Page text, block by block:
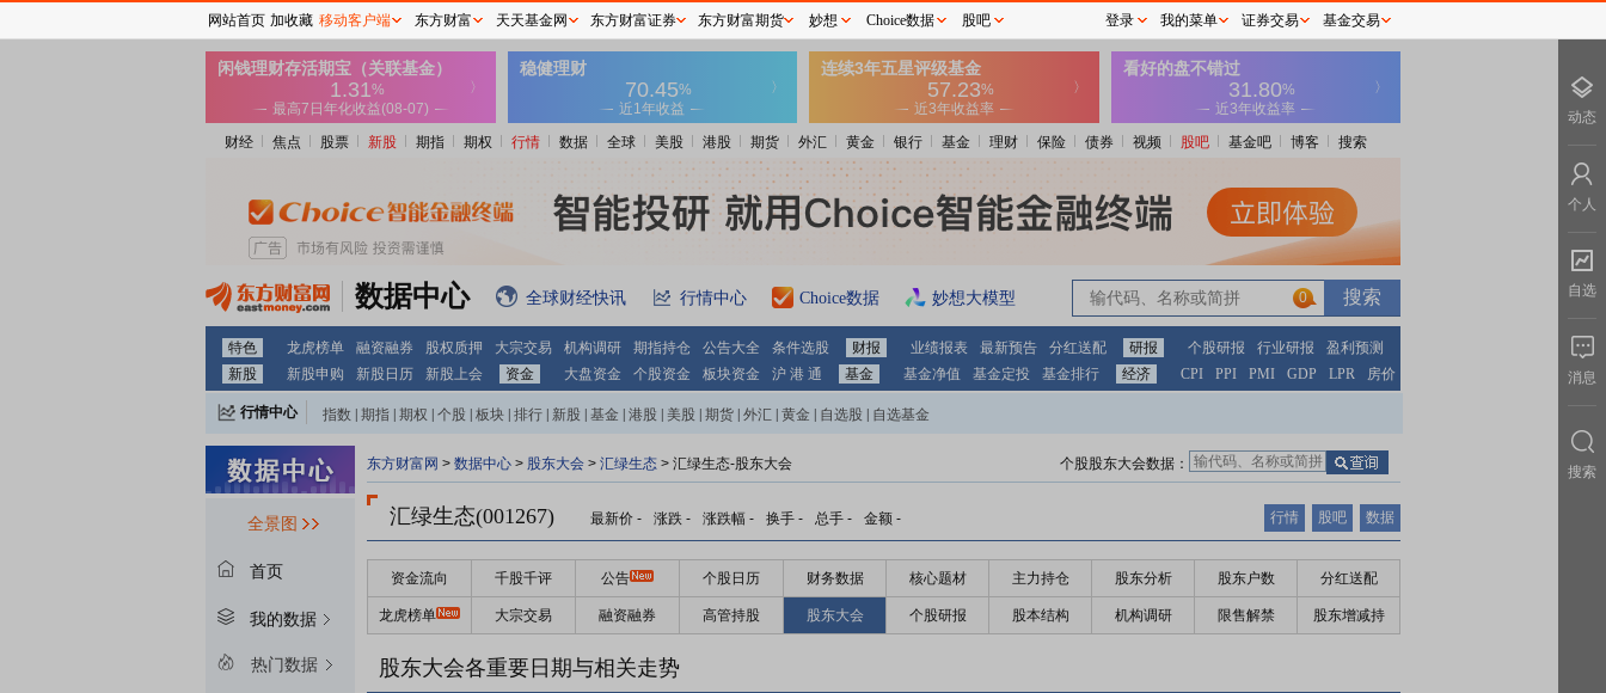
财经 焦点 股票 新股 期指 期权 行情 数据 全球 美股 港股 期货 外汇 黄金 银行 基金 理财 保险 债券 视频 股吧 基金吧 博客 搜索
数据中心 全球财经快讯 行情中心 Choice数据 妙想大模型 0
特色 龙虎榜单 融资融券 股权质押 大宗交易 机构调研 期指持仓 公告大全 条件选股 财报 业绩报表 最新预告 分红送配 研报 个股研报 行业研报
盈利预测
新股
新股申购 新股日历 新股上会 资金 大盘资金 个股资金 板块资金 沪 港 通 基金 基金净值 基金定投 基金排行 经济 CPI PPI PMI GDP LPR 房价
行情中心 指数 期指 期权 个股 板块 排行 新股 基金 港股 美股 期货 外汇 黄金 自选股 自选基金
全景图
首页
我的数据
热门数据
东方财富网 > 数据中心 > 股东大会 > 汇绿生态 > 汇绿生态-股东大会 个股股东大会数据：
汇绿生态(001267) 最新价 - 涨跌 - 涨跌幅 - 换手 - 总手 - 金额 - 行情 股吧 数据
资金流向 千股千评 公告 个股日历 财务数据 核心题材 主力持仓 股东分析 股东户数 分红送配
龙虎榜单 大宗交易 融资融券 高管持股 股东大会 个股研报 股本结构 机构调研 限售解禁 股东增减持
股东大会各重要日期与相关走势
网站首页 加收藏 移动客户端 东方财富 天天基金网 东方财富证券 东方财富期货 妙想 Choice数据 股吧 登录 我的菜单 证券交易 基金交易
动态
个人
自选
消息
搜索